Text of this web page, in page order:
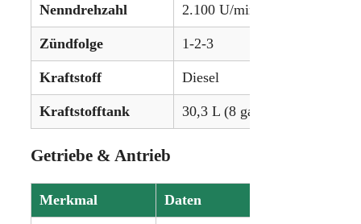
Nenndrehzahl 2.100 U/min
Zündfolge 1-2-3
Kraftstoff Diesel
Kraftstofftank 30,3 L (8 gal)
Getriebe & Antrieb
Merkmal Daten